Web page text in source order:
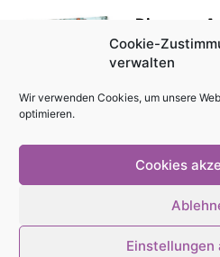
Cookie-
verwalten
Wir verwenden Cookies, um unsere
optimieren.
Cookies
Einstellungen
Die neue
ttadmin - 27.